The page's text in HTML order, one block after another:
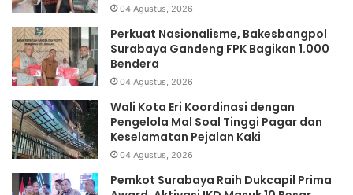
04 Agustus, 2026
Perkuat Nasionalisme, Bakesbangpol
Surabaya Gandeng FPK Bagikan 1.000
Bendera
04 Agustus, 2026
Wali Kota Eri Koordinasi dengan
Pengelola Mal Soal Tinggi Pagar dan
Keselamatan Pejalan Kaki
04 Agustus, 2026
Pemkot Surabaya Raih Dukcapil Prima